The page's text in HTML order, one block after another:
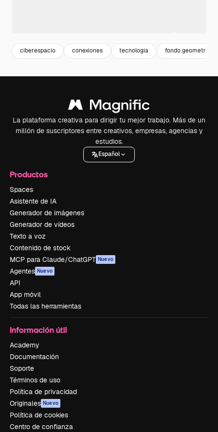
ciberespacio conexiones tecnologia fondo geometrico
La plataforma creativa para dirigir tu mejor trabajo. Más de un
millón de suscriptores entre creativos, empresas, agencias y
estudios.
Español
Productos
Spaces
Asistente de IA
Generador de imágenes
Generador de vídeos
Texto a voz
Contenido de stock
MCP para Claude/ChatGPT Nuevo
Agentes Nuevo
API
App móvil
Todas las herramientas
Información útil
Academy
Documentación
Soporte
Términos de uso
Política de privacidad
Originales Nuevo
Política de cookies
Centro de confianza